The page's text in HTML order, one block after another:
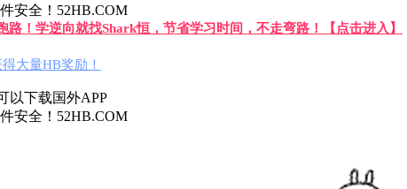
安全！52HB.COM
！学逆向就找Shark恒，节省学习时间，不走弯路！【点击进入】
大量HB奖励！
以下载国外APP
安全！52HB.COM